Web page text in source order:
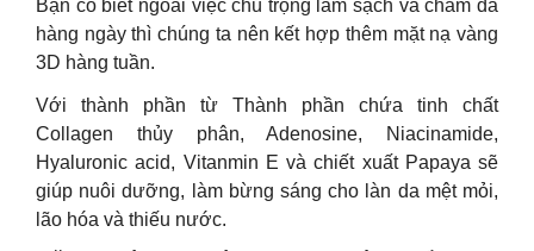
Bạn có biết ngoài việc chú trọng làm sạch và chăm da
hàng ngày thì chúng ta nên kết hợp thêm mặt nạ vàng
3D hàng tuần.
Với thành phần từ Thành phần chứa tinh chất
Collagen thủy phân, Adenosine, Niacinamide,
Hyaluronic acid, Vitanmin E và chiết xuất Papaya sẽ
giúp nuôi dưỡng, làm bừng sáng cho làn da mệt mỏi,
lão hóa và thiếu nước.